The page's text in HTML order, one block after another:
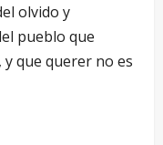
olvido y
pueblo que
que querer no es